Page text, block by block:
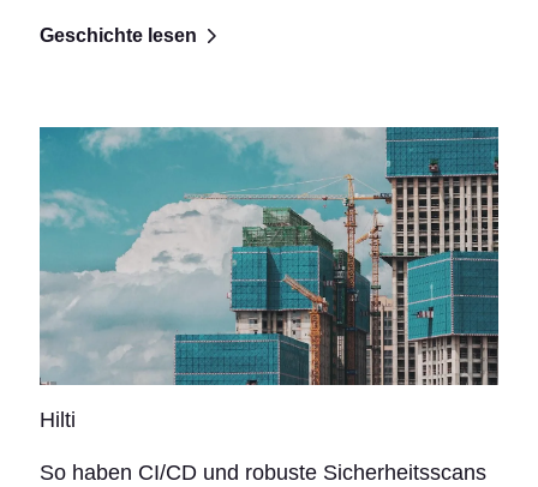
Geschichte lesen
Hilti
So haben CI/CD und robuste Sicherheitsscans